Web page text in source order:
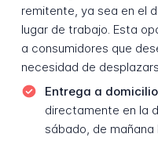
remitente, ya sea en el
lugar de trabajo. Esta
a consumidores que
necesidad de
Entrega a
directamente en la
sábado, de